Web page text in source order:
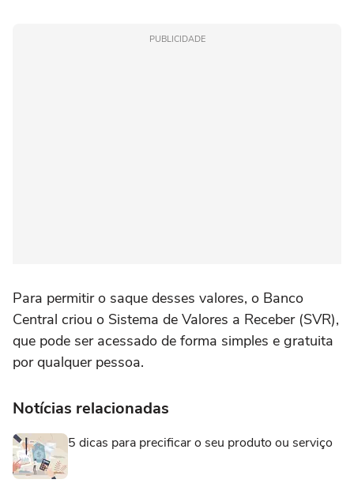
PUBLICIDADE
Para permitir o saque desses valores, o Banco
Central criou o Sistema de Valores a Receber (SVR),
que pode ser acessado de forma simples e gratuita
por qualquer pessoa.
Notícias relacionadas
5 dicas para precificar o seu produto ou serviço